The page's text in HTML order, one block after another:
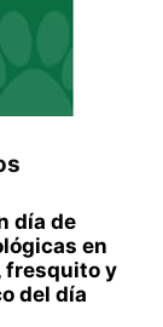
día de
en
fresquito y
del día